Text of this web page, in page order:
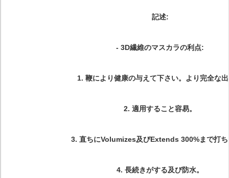
記述:
- 3D繊維のマスカラの利点:
1. 鞭により健康の与えて下さい。より完全な
2. 適用すること容易。
3. 直ちにVolumizes及びExtends 300%まで打ち
4. 長続きがする及び防水。